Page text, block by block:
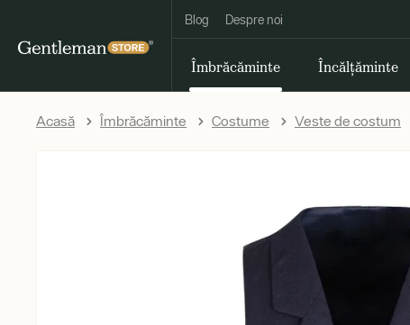
Blog Despre noi
Îmbrăcăminte Încălțăminte
Acasă Îmbrăcăminte Costume Veste de costum